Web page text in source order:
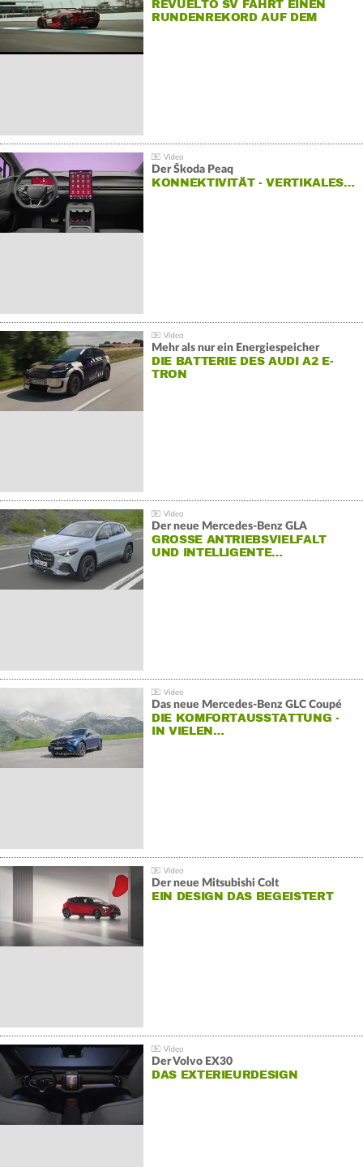
REVUELTO SV FÄHRT EINEN
RUNDENREKORD AUF DEM
Der Škoda Peaq
KONNEKTIVITÄT - VERTIKALES…
Mehr als nur ein Energiespeicher
DIE BATTERIE DES AUDI A2 E-
TRON
Der neue Mercedes-Benz GLA
GROSSE ANTRIEBSVIELFALT U
ND INTELLIGENTE…
Das neue Mercedes-Benz GLC Coupé
DIE KOMFORTAUSSTATTUNG -
IN VIELEN…
Der neue Mitsubishi Colt
EIN DESIGN DAS BEGEISTERT
Der Volvo EX30
DAS EXTERIEURDESIGN